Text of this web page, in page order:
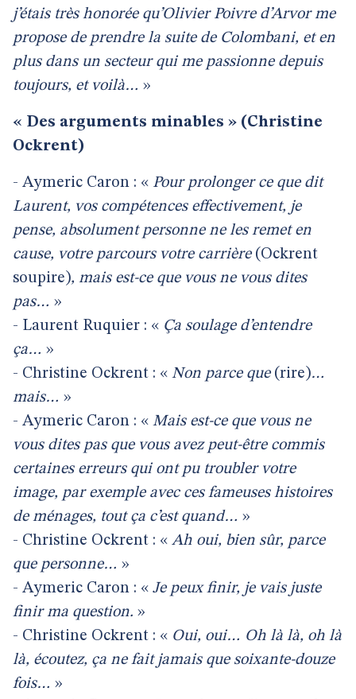
j’étais très honorée qu’Olivier Poivre d’Arvor me
propose de prendre la suite de Colombani, et en
plus dans un secteur qui me passionne depuis
toujours, et voilà… »
« Des arguments minables » (Christine
Ockrent)
- Aymeric Caron : « Pour prolonger ce que dit
Laurent, vos compétences effectivement, je
pense, absolument personne ne les remet en
cause, votre parcours votre carrière(Ockrent
soupire), mais est-ce que vous ne vous dites
pas… »
- Laurent Ruquier : « Ça soulage d’entendre
ça… »
- Christine Ockrent : « Non parce que(rire)…
mais… »
- Aymeric Caron : « Mais est-ce que vous ne
vous dites pas que vous avez peut-être commis
certaines erreurs qui ont pu troubler votre
image, par exemple avec ces fameuses histoires
de ménages, tout ça c’est quand… »
- Christine Ockrent : « Ah oui, bien sûr, parce
que personne… »
- Aymeric Caron : « Je peux finir, je vais juste
finir ma question. »
- Christine Ockrent : « Oui, oui… Oh là là, oh là
là, écoutez, ça ne fait jamais que soixante-douze
fois… »